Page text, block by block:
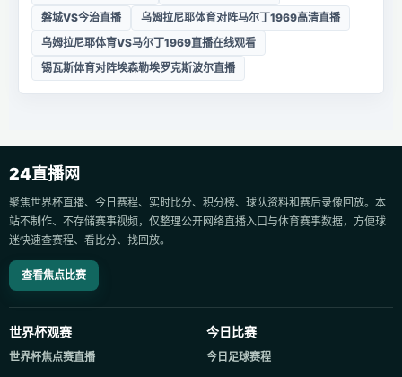
磐城VS今治直播
乌姆拉尼耶体育对阵马尔丁1969高清直播
乌姆拉尼耶体育VS马尔丁1969直播在线观看
锡瓦斯体育对阵埃森勒埃罗克斯波尔直播
24直播网
聚焦世界杯直播、今日赛程、实时比分、积分榜、球队资料和赛后录像回放。本
站不制作、不存储赛事视频，仅整理公开网络直播入口与体育赛事数据，方便球
迷快速查赛程、看比分、找回放。
查看焦点比赛
世界杯观赛
世界杯焦点赛直播
今日比赛
今日足球赛程